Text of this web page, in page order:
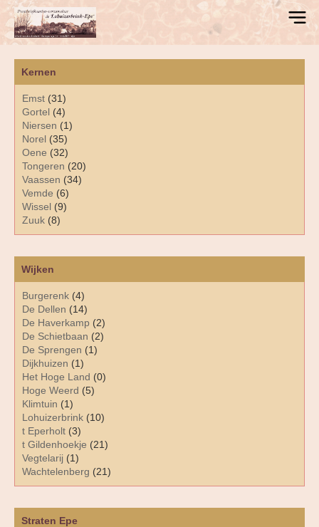
Kernen
Emst (31)
Gortel (4)
Niersen (1)
Norel (35)
Oene (32)
Tongeren (20)
Vaassen (34)
Vemde (6)
Wissel (9)
Zuuk (8)
Straten Epe
Wijken
Burgerenk (4)
De Dellen (14)
De Haverkamp (2)
De Schietbaan (2)
De Sprengen (1)
Dijkhuizen (1)
Het Hoge Land (0)
Hoge Weerd (5)
Klimtuin (1)
Lohuizerbrink (10)
t Eperholt (3)
t Gildenhoekje (21)
Vegtelarij (1)
Wachtelenberg (21)